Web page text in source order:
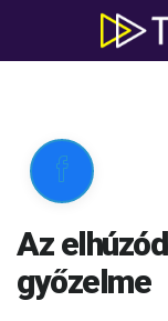

Az
győzelme